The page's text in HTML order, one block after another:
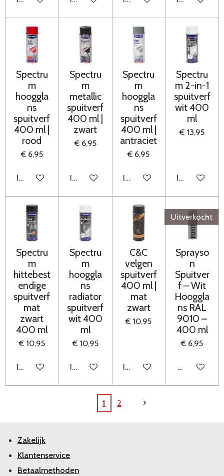
Spectru
m
hooggla
ns
spuitverf
400 ml |
rood
€ 6,95
In winkelwagen
Spectru
m
metallic
spuitverf
400 ml |
zwart
€ 6,95
In winkelwagen
Spectru
m
hooggla
ns
spuitverf
400 ml |
antraciet
€ 6,95
In winkelwagen
Spectru
m 2-in-1
spuitverf
wit 400
ml
€ 13,95
In
Spectru
m
hittebest
endige
spuitverf
mat
zwart
400 ml
€ 10,95
In winkelwagen
Spectru
m
hooggla
ns
radiator
spuitverf
wit 400
ml
€ 10,95
In winkelwagen
C&C
velgen
spuitverf
400 ml |
mat
zwart
€ 10,95
In winkelwagen
Uitverkocht
Sprayso
n
Spuitver
f – Wit
Hooggla
ns RAL
9010 –
400 ml
€ 6,95
Houd mij
1 2
Zakelijk
Klantenservice
Betaalmethoden